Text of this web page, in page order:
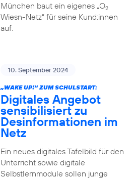
München baut ein eigenes „O2
Wiesn-Netz“ für seine Kund:innen
auf.
10. September 2024
„WAKE UP!“ ZUM SCHULSTART:
Digitales Angebot
sensibilisiert zu
Desinformationen im
Netz
Ein neues digitales Tafelbild für den
Unterricht sowie digitale
Selbstlernmodule sollen junge